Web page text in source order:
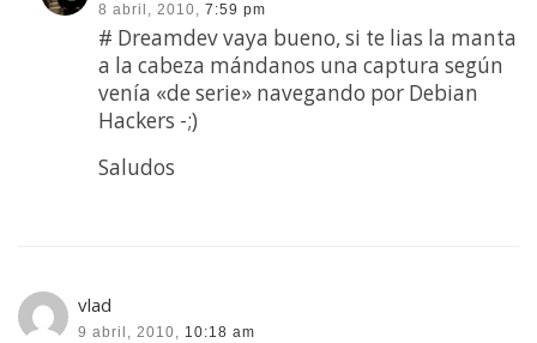
8 abril, 2010, 7:59 pm
# Dreamdev vaya bueno, si te lias la manta
a la cabeza mándanos una captura según
venía «de serie» navegando por Debian
Hackers -;)
Saludos
vlad
9 abril, 2010, 10:18 am